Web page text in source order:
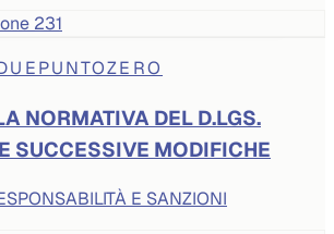
NORMATIVA DEL D.LGS.
SUCCESSIVE MODIFICHE
E SANZIONI